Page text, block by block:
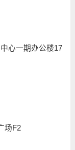
心一期办公楼17
场F2